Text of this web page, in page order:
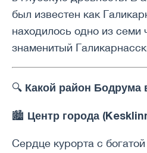
был известен как
находилось одно из семи
знаменитый
🔍 Какой район Бодрума
🏙 Центр города
Сердце курорта с